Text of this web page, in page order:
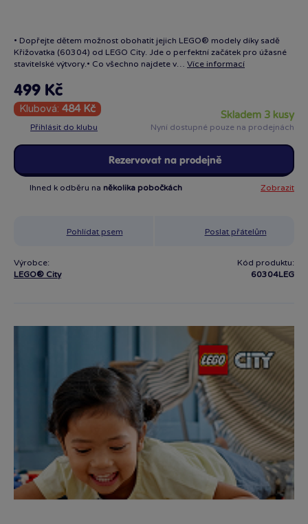
• Dopřejte dětem možnost obohatit jejich LEGO® modely díky sadě
Křižovatka (60304) od LEGO City. Jde o perfektní začátek pro úžasné
stavitelské výtvory.• Co všechno najdete v… Více informací
499 Kč
Klubová: 484 Kč
Přihlásit do klubu
skladem 3 kusy
Nyní dostupné pouze na prodejnách
Rezervovat na prodejně
Ihned k odběru na několika pobočkách Zobrazit
Pohlídat psem Poslat přátelům
Výrobce:
LEGO® City
Kód produktu:
60304LEG